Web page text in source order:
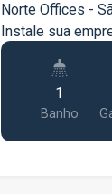
Norte Offices -
Instale sua
edifícios
valorizados de
Esta excelente
Norte Offices
mobiliada,
1
Banho